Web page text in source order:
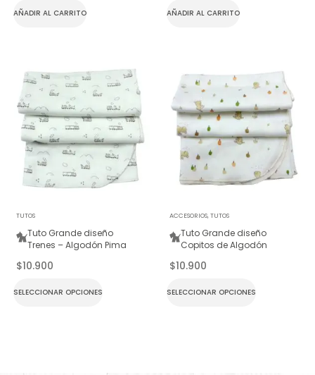
AÑADIR AL CARRITO AÑADIR AL CARRITO
TUTOS
Tuto Grande diseño
Trenes – Algodón Pima
$10.900
SELECCIONAR OPCIONES
ACCESORIOS,TUTOS
Tuto Grande diseño
Copitos de Algodón
$10.900
SELECCIONAR OPCIONES